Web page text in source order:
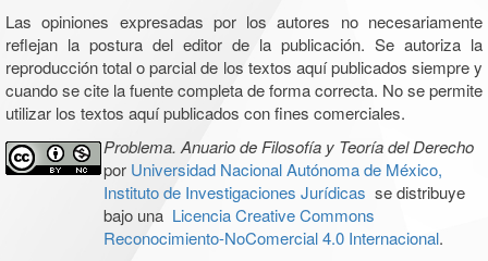
Las opiniones expresadas por los autores no necesariamente
reflejan la postura del editor de la publicación. Se autoriza la
reproducción total o parcial de los textos aquí publicados siempre y
cuando se cite la fuente completa de forma correcta. No se permite
utilizar los textos aquí publicados con fines comerciales.
Problema. Anuario de Filosofía y Teoría del Derecho
por Universidad Nacional Autónoma de México,
Instituto de Investigaciones Jurídicas se distribuye
bajo una Licencia Creative Commons
Reconocimiento-NoComercial 4.0 Internacional.